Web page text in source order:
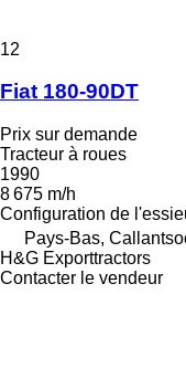
12
Fiat 180-90DT
Prix sur demande
Tracteur à roues
1990
8 675 m/h
Configuration de
Pays-Bas,
H&G Exporttractors
Contacter le vendeur